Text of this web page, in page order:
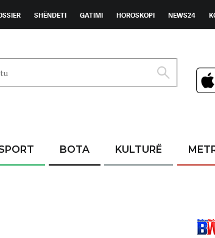
SHËNDETI GATIMI HOROSKOPI NEWS24
BOTA KULTURË